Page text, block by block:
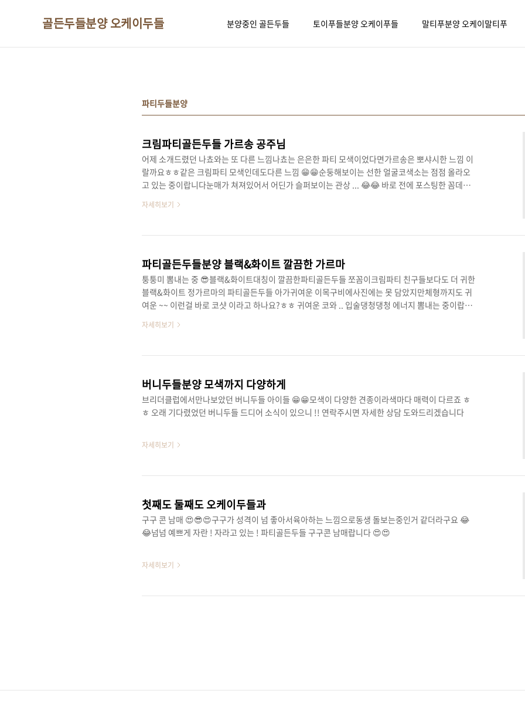
골든두들분양 오케이두들 분양중인 골든두들 토이푸들분양 오케이푸들 말티푸분양 오케이말티푸
파티두들분양
크림파티골든두들 가르송 공주님
어제 소개드렸던 나쵸와는 또 다른 느낌나쵸는 은은한 파티 모색이었다면가르송은 뽀샤시한 느낌 이
랄까요ㅎㅎ같은 크림파티 모색인데도다른 느낌 😁😁순둥해보이는 선한 얼굴코색소는 점점 올라오
고 있는 중이랍니다눈매가 쳐져있어서 어딘가 슬퍼보이는 관상 ... 😂😂 바로 전에 포스팅한 꼼데와
하시면 꼼데,가르송,두리 만나보실 수 있어요 :)
자세히보기
파티골든두들분양 블랙&화이트 깔끔한 가르마
퉁퉁미 뽐내는 중 😎블랙&화이트대칭이 깔끔한파티골든두들 쪼꼼이크림파티 친구들보다도 더 귀한
블랙&화이트 정가르마의 파티골든두들 아가귀여운 이목구비에사진에는 못 담았지만체형까지도 귀
여운 ~~ 이런걸 바로 코샷 이라고 하나요?ㅎㅎ 귀여운 코와 .. 입술댕청댕청 에너지 뽐내는 중이랍니
편하게~ 연락주세요 ^^
자세히보기
버니두들분양 모색까지 다양하게
브리더클럽에서만나보았던 버니두들 아이들 😁😁모색이 다양한 견종이라색마다 매력이 다르죠 ㅎ
ㅎ 오래 기다렸었던 버니두들 드디어 소식이 있으니 !! 연락주시면 자세한 상담 도와드리겠습니다 ​
자세히보기
첫째도 둘째도 오케이두들과
구구 콘 남매 😍😎😍구구가 성격이 넘 좋아서육아하는 느낌으로동생 돌보는중인거 같더라구요 😂
😂넘넘 예쁘게 자란 ! 자라고 있는 ! 파티골든두들 구구콘 남매랍니다 😍😍​
자세히보기